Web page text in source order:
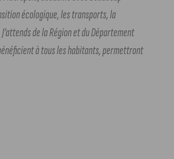
écologique, les transports, la
de la Région et du Département
à tous les habitants, permettront